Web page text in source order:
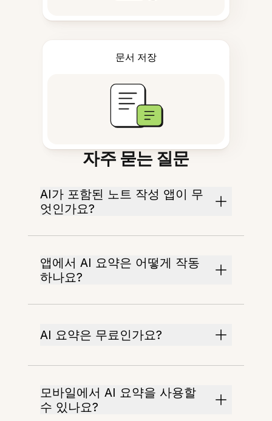
문서 저장
자주 묻는 질문
AI가 포함된 노트 작성 앱이 무
엇인가요?
앱에서 AI 요약은 어떻게 작동
하나요?
AI 요약은 무료인가요?
모바일에서 AI 요약을 사용할
수 있나요?